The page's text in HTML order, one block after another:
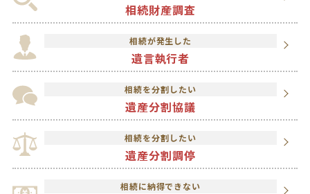
相続財産調査
相続が発生した
遺言執行者
相続を分割したい
遺産分割協議
相続を分割したい
遺産分割調停
相続に納得できない